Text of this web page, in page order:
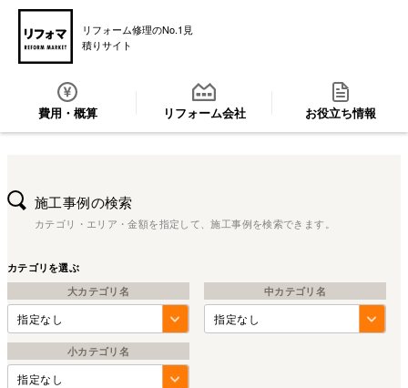
リフォーム修理のNo.1見
積りサイト
費用・概算 リフォーム会社 お役立ち情報
施工事例の検索
カテゴリ・エリア・金額を指定して、施工事例を検索できます。
カテゴリを選ぶ
大カテゴリ名
中カテゴリ名
小カテゴリ名